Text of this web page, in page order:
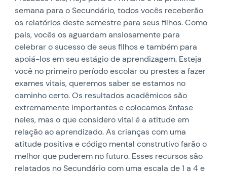
semana para o Secundário, todos vocês receberão
os relatórios deste semestre para seus filhos. Como
pais, vocês os aguardam ansiosamente para
celebrar o sucesso de seus filhos e também para
apoiá-los em seu estágio de aprendizagem. Esteja
você no primeiro período escolar ou prestes a fazer
exames vitais, queremos saber se estamos no
caminho certo. Os resultados acadêmicos são
extremamente importantes e colocamos ênfase
neles, mas o que considero vital é a atitude em
relação ao aprendizado. As crianças com uma
atitude positiva e código mental construtivo farão o
melhor que puderem no futuro. Esses recursos são
relatados no Secundário com uma escala de 1 a 4 e